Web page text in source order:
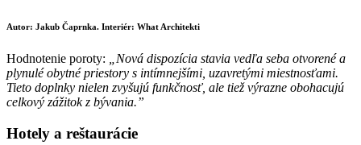
Autor: Jakub Čaprnka. Interiér: What Architekti
Hodnotenie poroty:
„Nová dispozícia stavia vedľa seba otvorené a
plynulé obytné priestory s intímnejšími, uzavretými miestnosťami.
Tieto doplnky nielen zvyšujú funkčnosť, ale tiež výrazne obohacujú
celkový zážitok z bývania.”
Hotely a reštaurácie